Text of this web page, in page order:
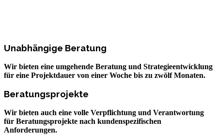
Unabhängige Beratung
Wir bieten eine umgehende Beratung und Strategieentwicklung
für eine Projektdauer von einer Woche bis zu zwölf Monaten.
Beratungsprojekte
Wir bieten auch eine volle Verpflichtung und Verantwortung
für Beratungsprojekte nach kundenspezifischen
Anforderungen.